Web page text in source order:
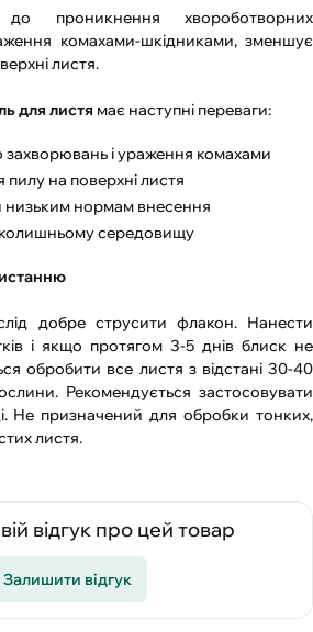
до проникнення хвороботворних
комахами-шкідниками, зменшує
листя.
для листя має наступні переваги:
захворювань і ураження комахами
на поверхні листя
низьким нормам внесення
середовищу
добре струсити флакон. Нанести
і якщо протягом 3-5 днів блиск не
обробити все листя з відстані 30-40
Рекомендується застосовувати
Не призначений для обробки тонких,
листя.
відгук про цей товар
Залишити відгук